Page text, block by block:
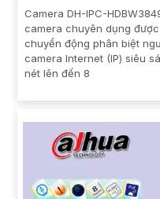
Camera DH-IPC-
camera chuyên dụng
chuyển động phân biệt
camera Internet (IP) siêu
nét lên đến 8